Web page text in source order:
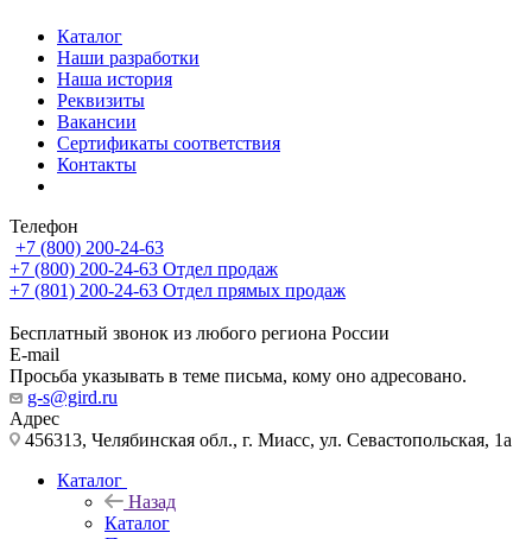
Каталог
Наши разработки
Наша история
Реквизиты
Вакансии
Сертификаты соответствия
Контакты
Телефон
+7 (800) 200-24-63
+7 (800) 200-24-63 Отдел продаж
+7 (801) 200-24-63 Отдел прямых продаж
Бесплатный звонок из любого региона России
E-mail
Просьба указывать в теме письма, кому оно адресовано.
g-s@gird.ru
Адрес
456313, Челябинская обл., г. Миасс, ул. Севастопольская, 1а
Каталог
Назад
Каталог